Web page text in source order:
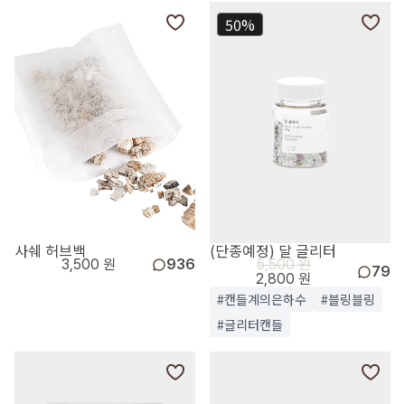
사쉐 허브백
3,500 원 936
50%
(단종예정) 달 글리터
5,500 원
2,800 원
79
#캔들계의은하수
#블링블링
#글리터캔들